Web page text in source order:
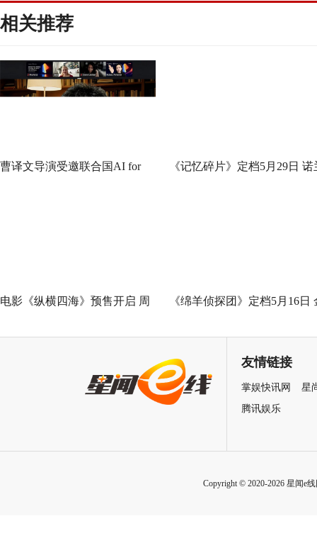
相关推荐
曹译文导演受邀联合国AI for 《记忆碎片》定档5月29日 诺
电影《纵横四海》预售开启 周 《绵羊侦探团》定档5月16日
友情链接
掌娱快讯网
星
腾讯娱乐
Copyright © 2020-2026 星闻e